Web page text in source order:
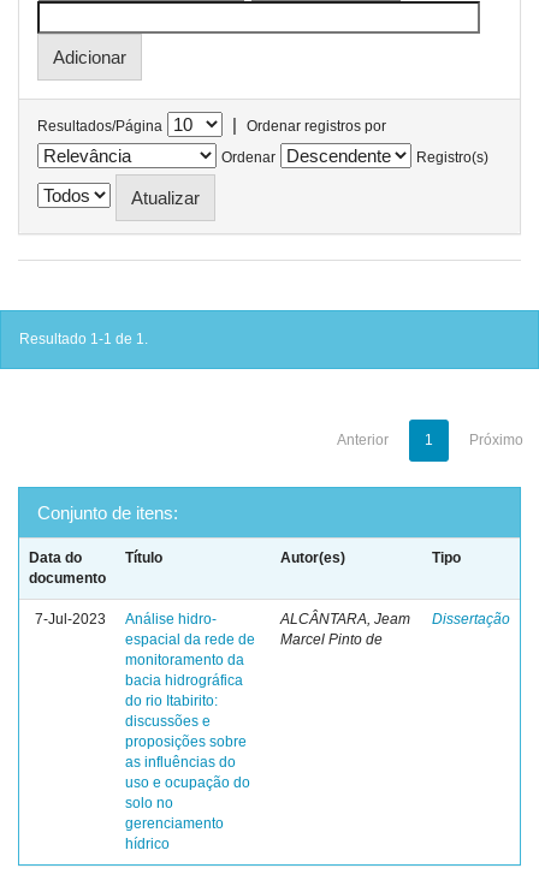
Resultados/Página |
Ordenar registros por
Ordenar
Registro(s)
Resultado 1-1 de 1.
Anterior 1 Próximo
Conjunto de itens:
Data do
documento
Título Autor(es) Tipo
7-Jul-2023
Análise hidro-
espacial da rede de
monitoramento da
bacia hidrográfica
do rio Itabirito:
discussões e
proposições sobre
as influências do
uso e ocupação do
solo no
gerenciamento
hídrico
ALCÂNTARA, Jeam
Marcel Pinto de
Dissertação